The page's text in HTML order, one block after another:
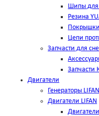
Шипы
Резина
Покрышки
Цепи
Запчасти для
Запчасти
Двигатели
Генераторы LIFAN
Двигатели LIFAN